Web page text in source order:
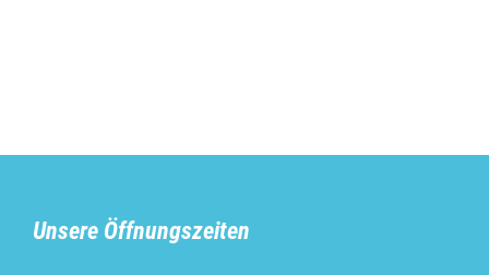
Unsere Öffnungszeiten